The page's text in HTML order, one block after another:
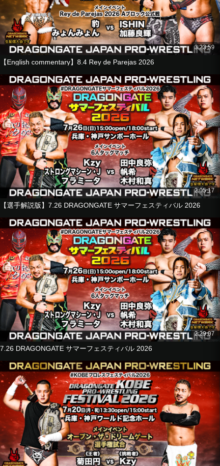
■8人タッグマッチ
豹
JACKY KAMEI
Riiita
望月ジュニア
vs
Kzy
GuC
@KEY
2026.6.21 ACROS Fukuoka Afternoon
■Tag Match
Homare
Kazuma Kimura
vs
Yuki Yoshioka
El Cielo
■Singles Match
Jiro Shinbashi
vs
Takashi
■6-Man Tag Match
Ultimo Dragon
Luis Mante
Flamita
vs
Genki Horiguchi
Yasushi Kanda
Shachihoko BOY
■8-Man Tag Match
YAMATO
Dragon Kid
B×B Hulk
Susumu Yokosuka
vs
Madoka Kikuta
KAI
Jason Lee
Yoshiki Kato
3:23:59
【English commentary】8.4 Rey de Parejas 2026
2:05:17
【選手解説版】7.26 DRAGONGATE サマーフェスティバル 2026
2:29:07
7.26 DRAGONGATE サマーフェスティバル 2026